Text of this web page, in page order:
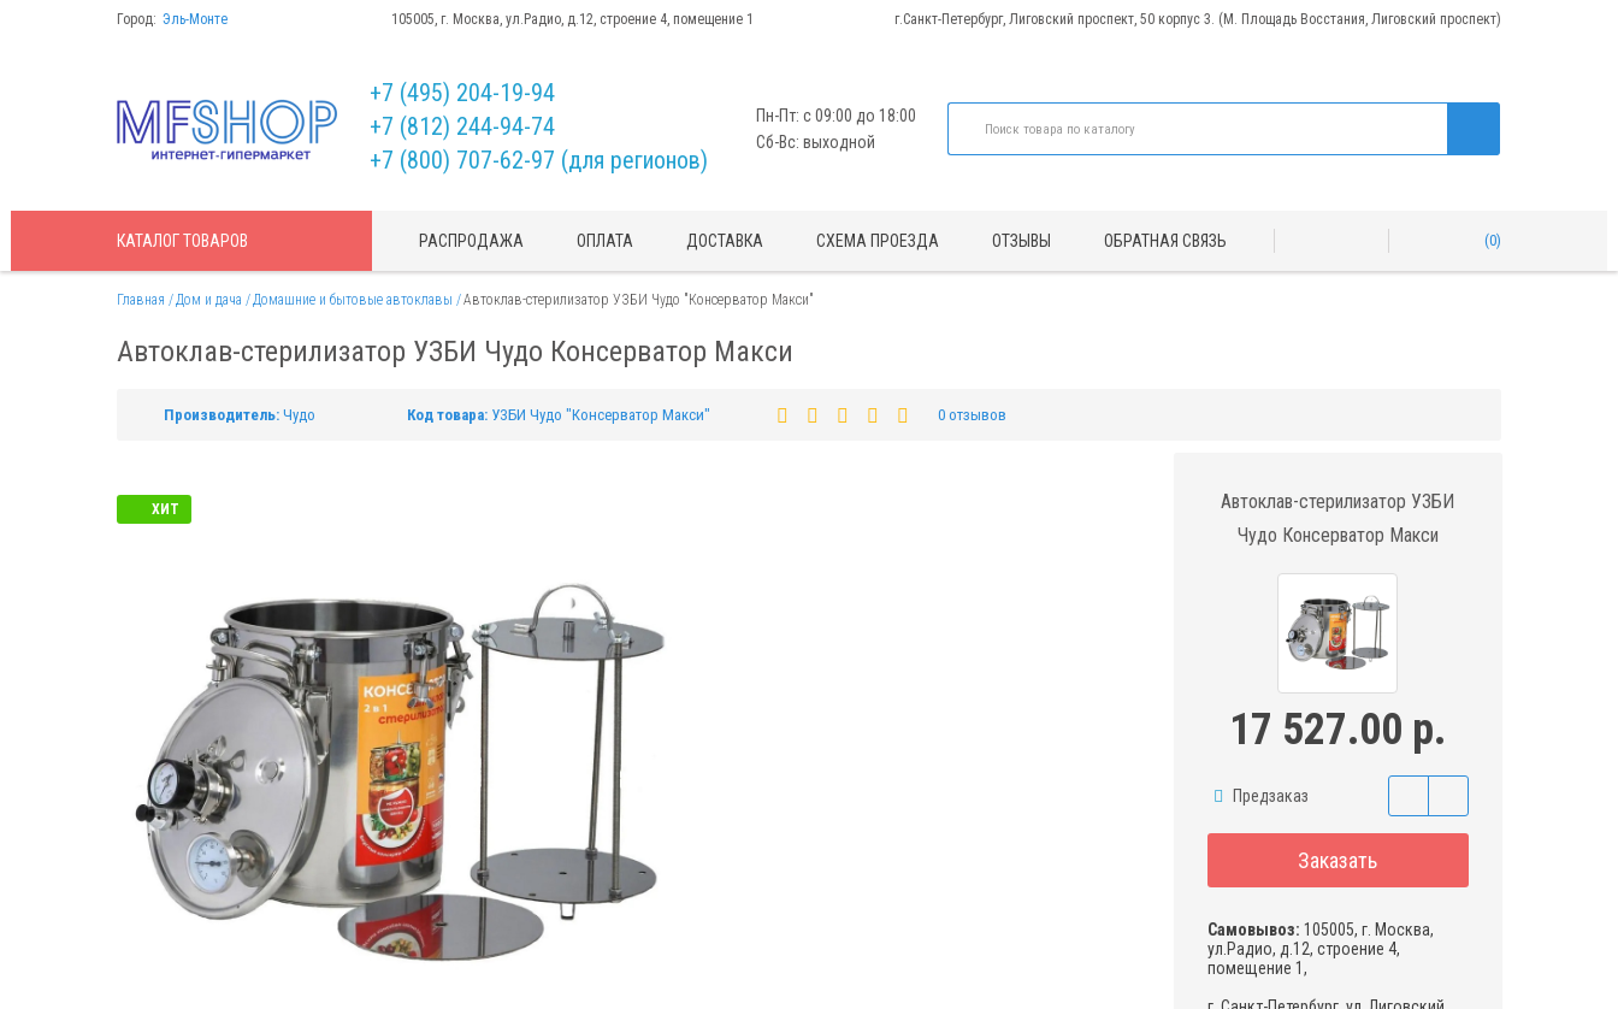
Город: Эль-Монте 105005, г. Москва, ул.Радио, д.12, строение 4, помещение 1 г.Санкт-Петербург, Лиговский проспект, 50 корпус 3. (М. Площадь Восстания, Лиговский проспект)
+7 (495) 204-19-94
+7 (812) 244-94-74
+7 (800) 707-62-97 (для регионов)
Пн-Пт: с 09:00 до 18:00
Сб-Вс: выходной
КАТАЛОГТОВАРОВ РАСПРОДАЖА ОПЛАТА ДОСТАВКА СХЕМА ПРОЕЗДА ОТЗЫВЫ ОБРАТНАЯ СВЯЗЬ 0
Главная Дом и дача Домашние и бытовые автоклавы Автоклав-стерилизатор УЗБИ Чудо "Консерватор Макси"
Автоклав-стерилизатор УЗБИ Чудо Консерватор Макси
Производитель: Чудо Код товара: УЗБИ Чудо "Консерватор Макси" 0 отзывов
ХИТ
Автоклав-стерилизатор УЗБИ
Чудо Консерватор Макси
17 527.00 р.
Предзаказ
Заказать
Самовывоз: 105005, г. Москва,
ул.Радио, д.12, строение 4,
помещение 1,